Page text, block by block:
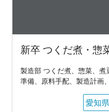
新卒 つくだ煮・惣
製造部 つくだ煮、惣菜、
準備、原料手配、製造計画
愛知県